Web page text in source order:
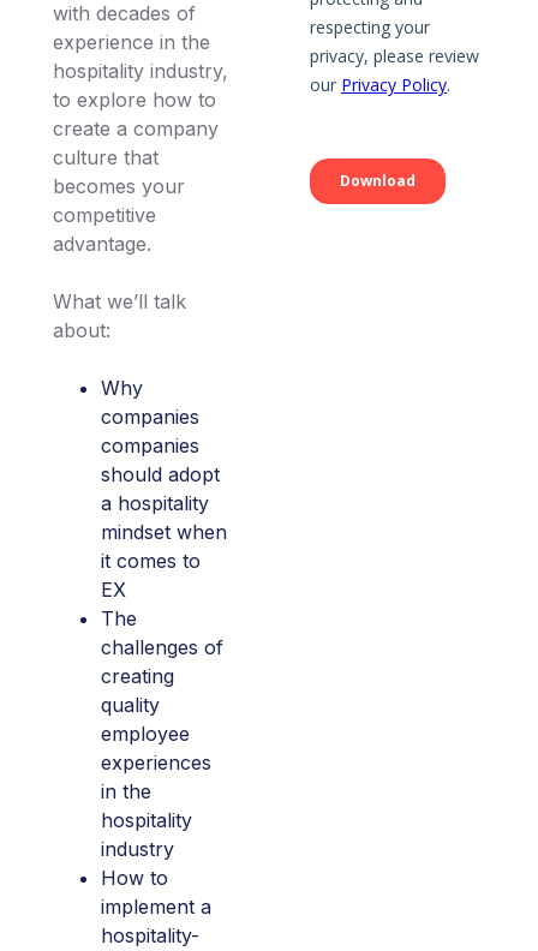
with decades of
experience in the
hospitality industry,
to explore how to
create a company
culture that
becomes your
competitive
advantage.
What we’ll talk
about:
Why
companies
companies
should adopt
a hospitality
mindset when
it comes to
EX
The
challenges of
creating
quality
employee
experiences
in the
hospitality
industry
How to
implement a
hospitality-